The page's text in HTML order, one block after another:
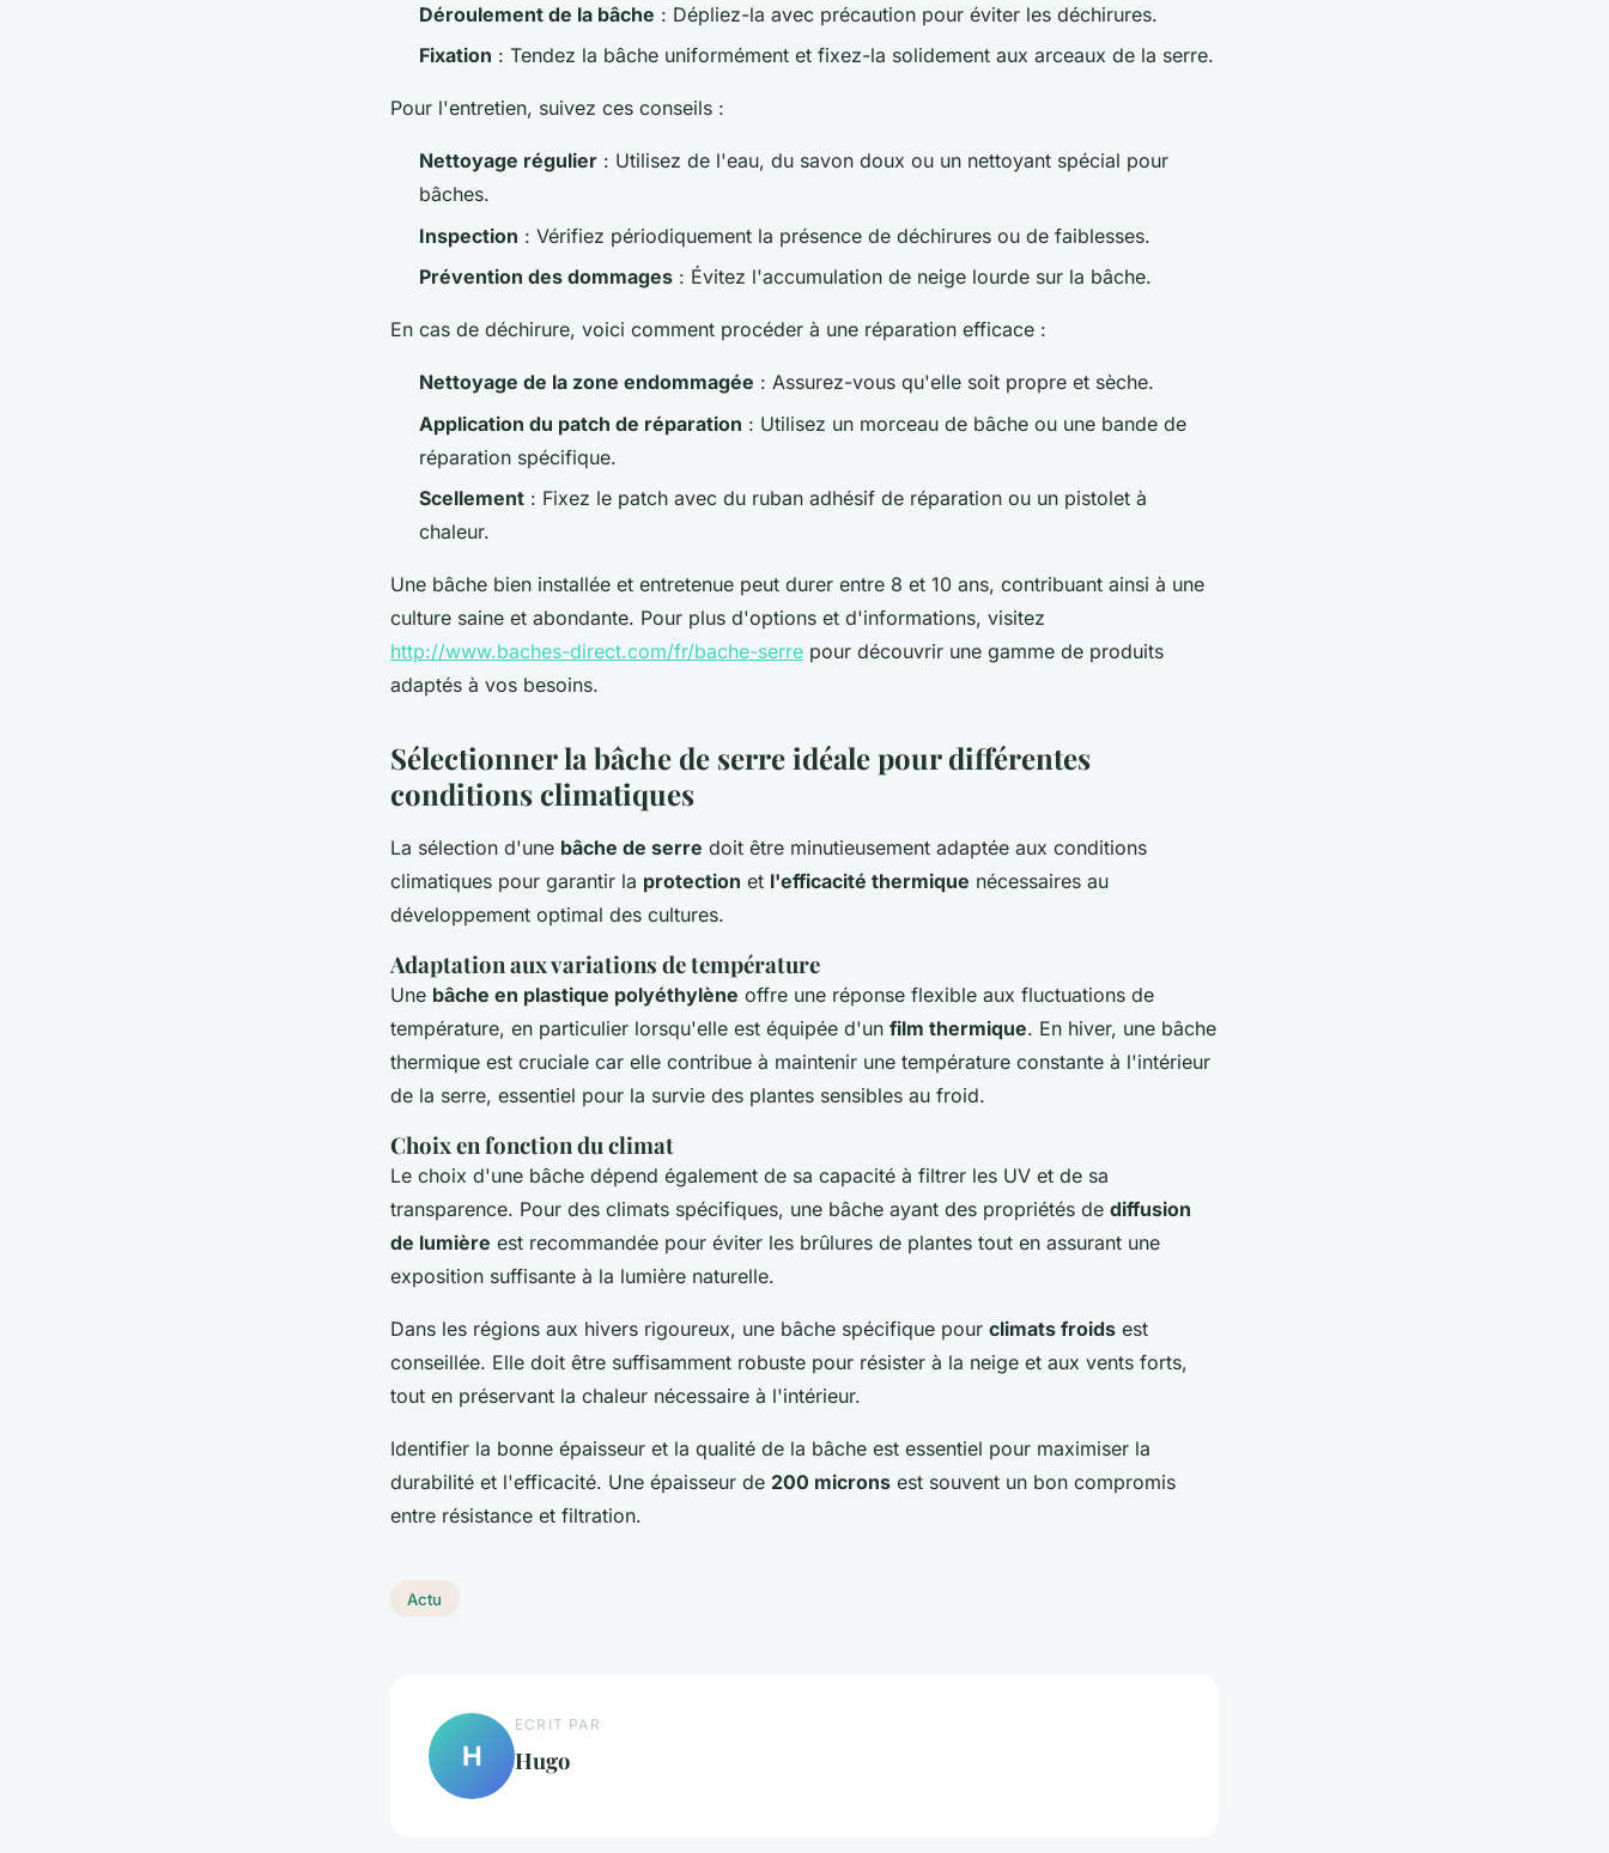
Déroulement de la bâche : Dépliez-la avec précaution pour éviter les déchirures.
Fixation : Tendez la bâche uniformément et fixez-la solidement aux arceaux de la serre.
Pour l'entretien, suivez ces conseils :
Nettoyage régulier : Utilisez de l'eau, du savon doux ou un nettoyant spécial pour
bâches.
Inspection : Vérifiez périodiquement la présence de déchirures ou de faiblesses.
Prévention des dommages : Évitez l'accumulation de neige lourde sur la bâche.
En cas de déchirure, voici comment procéder à une réparation efficace :
Nettoyage de la zone endommagée : Assurez-vous qu'elle soit propre et sèche.
Application du patch de réparation : Utilisez un morceau de bâche ou une bande de
réparation spécifique.
Scellement : Fixez le patch avec du ruban adhésif de réparation ou un pistolet à
chaleur.
Une bâche bien installée et entretenue peut durer entre 8 et 10 ans, contribuant ainsi à une
culture saine et abondante. Pour plus d'options et d'informations, visitez
http://www.baches-direct.com/fr/bache-serre pour découvrir une gamme de produits
adaptés à vos besoins.
Sélectionner la bâche de serre idéale pour différentes
conditions climatiques
La sélection d'une bâche de serre doit être minutieusement adaptée aux conditions
climatiques pour garantir la protection et l'efficacité thermique nécessaires au
développement optimal des cultures.
Adaptation aux variations de température
Une bâche en plastique polyéthylène offre une réponse flexible aux fluctuations de
température, en particulier lorsqu'elle est équipée d'un film thermique. En hiver, une bâche
thermique est cruciale car elle contribue à maintenir une température constante à l'intérieur
de la serre, essentiel pour la survie des plantes sensibles au froid.
Choix en fonction du climat
Le choix d'une bâche dépend également de sa capacité à filtrer les UV et de sa
transparence. Pour des climats spécifiques, une bâche ayant des propriétés de diffusion
de lumière est recommandée pour éviter les brûlures de plantes tout en assurant une
exposition suffisante à la lumière naturelle.
Dans les régions aux hivers rigoureux, une bâche spécifique pour climats froids est
conseillée. Elle doit être suffisamment robuste pour résister à la neige et aux vents forts,
tout en préservant la chaleur nécessaire à l'intérieur.
Identifier la bonne épaisseur et la qualité de la bâche est essentiel pour maximiser la
durabilité et l'efficacité. Une épaisseur de 200 microns est souvent un bon compromis
entre résistance et filtration.
Actu
H
ECRIT PAR
Hugo